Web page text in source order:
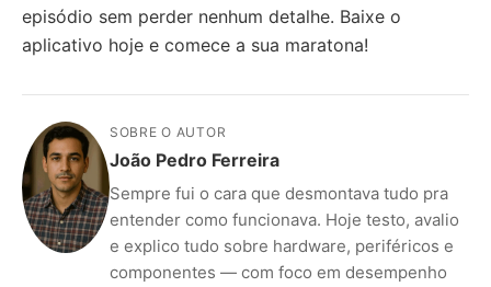
episódio sem perder nenhum detalhe. Baixe o
aplicativo hoje e comece a sua maratona!
SOBRE O AUTOR
João Pedro Ferreira
Sempre fui o cara que desmontava tudo pra
entender como funcionava. Hoje testo, avalio
e explico tudo sobre hardware, periféricos e
componentes — com foco em desempenho